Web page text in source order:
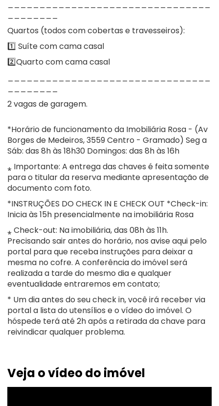
Quartos (todos com cobertas e travesseiros):
1️⃣ Suíte com cama casal
2️⃣Quarto com cama casal
2 vagas de garagem.
*Horário de funcionamento da Imobiliária Rosa - (Av
Borges de Medeiros, 3559 Centro - Gramado) Seg a
Sáb: das 8h às 18h30 Domingos: das 8h às 16h
⁎ Importante: A entrega das chaves é feita somente
para o titular da reserva mediante apresentação de
documento com foto.
*INSTRUÇÕES DO CHECK IN E CHECK OUT *Check-in:
Inicia às 15h presencialmente na imobiliária Rosa
⁎ Check-out: Na imobiliária, das 08h às 11h.
Precisando sair antes do horário, nos avise aqui pelo
portal para que receba instruções para deixar a
mesma no cofre. A conferência do imóvel será
realizada a tarde do mesmo dia e qualquer
eventualidade entraremos em contato;
* Um dia antes do seu check in, você irá receber via
portal a lista do utensílios e o vídeo do imóvel. O
hóspede terá até 2h após a retirada da chave para
reivindicar qualquer problema.
Veja o vídeo do imóvel